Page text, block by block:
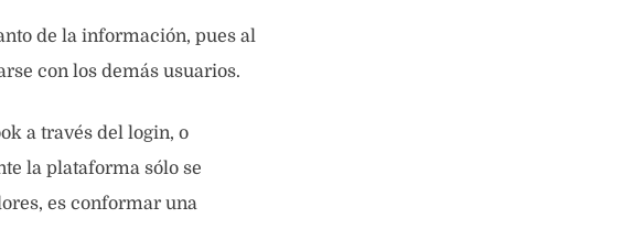
de la información, pues al
con los demás usuarios.
a través del login, o
la plataforma sólo se
es conformar una